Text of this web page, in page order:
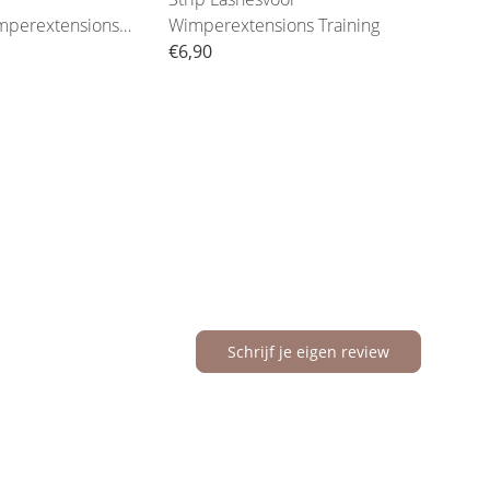
Wimperextensions Training
€6,90
Schrijf je eigen review